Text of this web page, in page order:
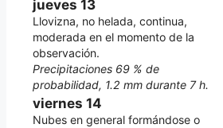
jueves 13
Llovizna, no helada, continua,
moderada en el momento de la
observación.
Precipitaciones 69 % de
probabilidad, 1.2 mm durante 7 h.
viernes 14
Nubes en general formándose o